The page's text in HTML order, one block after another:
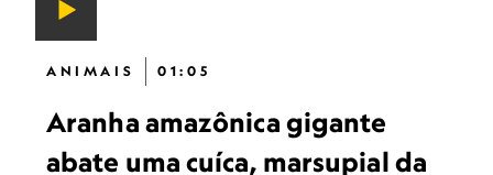
ANIMAIS 01:05
Aranha amazônica gigante
abate uma cuíca, marsupial da